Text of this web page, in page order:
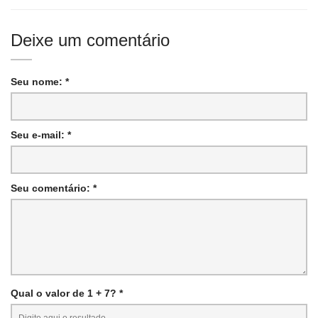
Deixe um comentário
Seu nome: *
Seu e-mail: *
Seu comentário: *
Qual o valor de 1 + 7? *